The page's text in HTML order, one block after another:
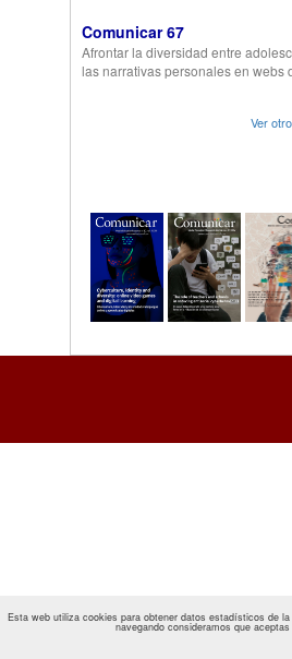
Comunicar 67
Afrontar la diversidad entre
las narrativas personales en webs
Ver
Esta web utiliza cookies para obtener datos estadísticos de
navegando consideramos que